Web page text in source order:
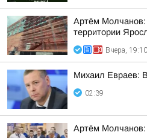
Артём Молчанов:
территории
Вчера, 19:10
Михаил Евраев:
02:39
Артём Молчанов: